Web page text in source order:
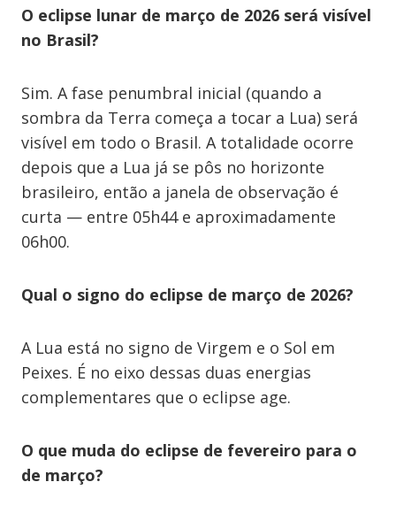
O eclipse lunar de março de 2026 será visível
no Brasil?
Sim. A fase penumbral inicial (quando a
sombra da Terra começa a tocar a Lua) será
visível em todo o Brasil. A totalidade ocorre
depois que a Lua já se pôs no horizonte
brasileiro, então a janela de observação é
curta — entre 05h44 e aproximadamente
06h00.
Qual o signo do eclipse de março de 2026?
A Lua está no signo de Virgem e o Sol em
Peixes. É no eixo dessas duas energias
complementares que o eclipse age.
O que muda do eclipse de fevereiro para o
de março?